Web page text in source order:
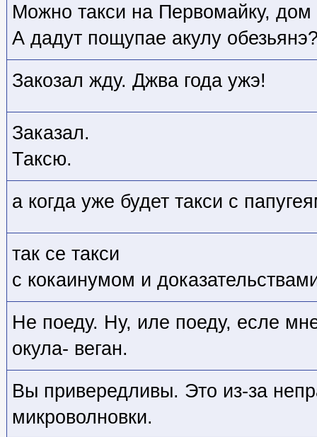
Можно такси на Первомайку, дом
А дадут пощупае акулу
Закозал жду. Джва года ужэ!
Заказал.
Таксю.
а когда уже будет такси с
так се такси
с кокаинумом и
Не поеду. Ну, иле поеду, есле
окула- веган.
Вы привередливы. Это из-за
микроволновки.